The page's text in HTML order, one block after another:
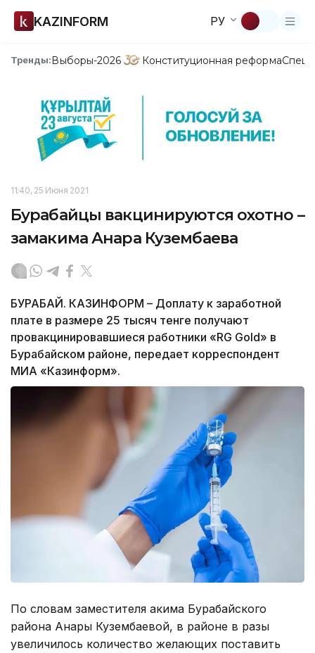
KAZINFORM РУ
Тренды:Выборы-2026 Конституционная реформа
11:40, 25 Июня 2021
Бурабайцы вакцинируются охотно –
замакима Анара Кузембаева
БУРАБАЙ. КАЗИНФОРМ – Доплату к заработной
плате в размере 25 тысяч тенге получают
провакцинировавшиеся работники «RG Gold» в
Бурабайском районе, передает корреспондент
МИА «Казинформ».
По словам заместителя акима Бурабайского
района Анары Кузембаевой, в районе в разы
увеличилось количество желающих поставить